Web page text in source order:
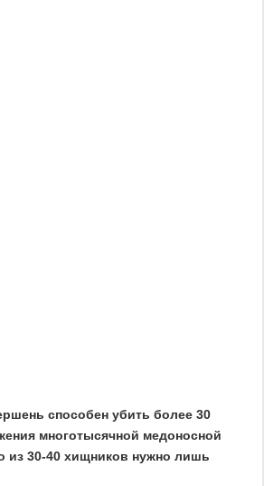
способен убить более 30
многотысячной медоносной
из 30-40 хищников нужно лишь